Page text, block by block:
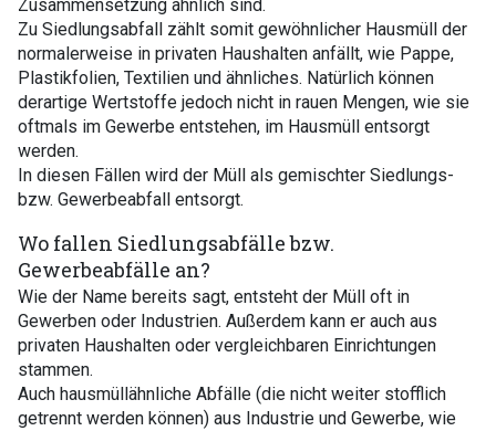
Zusammensetzung ähnlich sind.
Zu Siedlungsabfall zählt somit gewöhnlicher Hausmüll der
normalerweise in privaten Haushalten anfällt, wie Pappe,
Plastikfolien, Textilien und ähnliches. Natürlich können
derartige Wertstoffe jedoch nicht in rauen Mengen, wie sie
oftmals im Gewerbe entstehen, im Hausmüll entsorgt
werden.
In diesen Fällen wird der Müll als gemischter Siedlungs-
bzw. Gewerbeabfall entsorgt.
Wo fallen Siedlungsabfälle bzw.
Gewerbeabfälle an?
Wie der Name bereits sagt, entsteht der Müll oft in
Gewerben oder Industrien. Außerdem kann er auch aus
privaten Haushalten oder vergleichbaren Einrichtungen
stammen.
Auch hausmüllähnliche Abfälle (die nicht weiter stofflich
getrennt werden können) aus Industrie und Gewerbe, wie